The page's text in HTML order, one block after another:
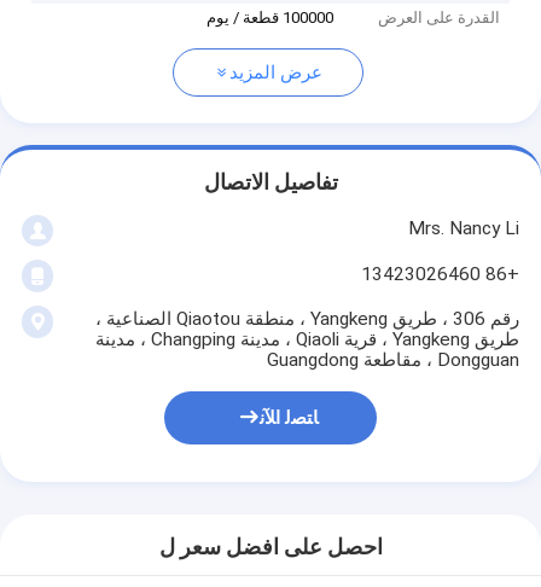
القدرة على العرض
100000 قطعة / يوم
عرض المزيد
تفاصيل الاتصال
Mrs. Nancy Li
+86 13423026460
رقم 306 ، طريق Yangkeng ، منطقة Qiaotou الصناعية ،
طريق Yangkeng ، قرية Qiaoli ، مدينة Changping ، مدينة
Dongguan ، مقاطعة Guangdong
ﺎﺘﺼﻟ ﺍﻶﻧ
احصل على افضل سعر ل